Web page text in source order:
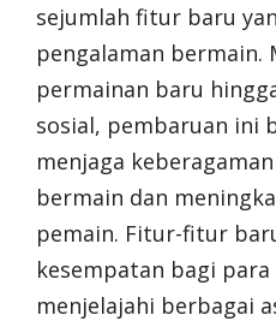
sejumlah fitur baru
pengalaman bermain.
permainan baru
sosial, pembaruan ini
menjaga
bermain dan
pemain. Fitur-fitur
kesempatan bagi
menjelajahi berbagai